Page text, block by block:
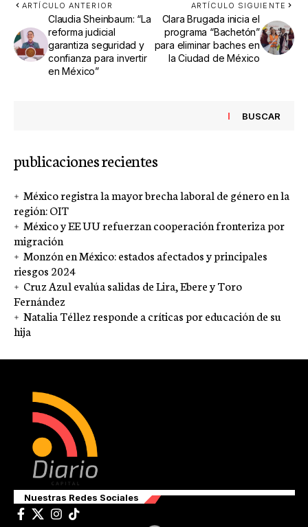
ARTÍCULO ANTERIOR
Claudia Sheinbaum: “La
reforma judicial
garantiza seguridad y
confianza para invertir
en México”
ARTÍCULO SIGUIENTE
Clara Brugada inicia el
programa “Bachetón”
para eliminar baches en
la Ciudad de México
BUSCAR
publicaciones recientes
México registra la mayor brecha laboral de género en la
región: OIT
México y EE UU refuerzan cooperación fronteriza por
migración
Monzón en México: estados afectados y principales
riesgos 2024
Cruz Azul evalúa salidas de Lira, Ebere y Toro
Fernández
Natalia Téllez responde a críticas por educación de su
hija
Nuestras Redes Sociales